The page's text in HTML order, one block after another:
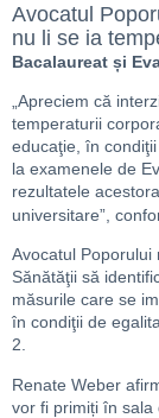
Avocatul
nu li se ia
Bacalaureat și
„Apreciem că
temperaturii
educaţie, în
la examenele de
rezultatele
universitare”,
Avocatul Poporului
Sănătăţii să
măsurile care se
în condiţii de
2.
Renate Weber
vor fi primiți în sala